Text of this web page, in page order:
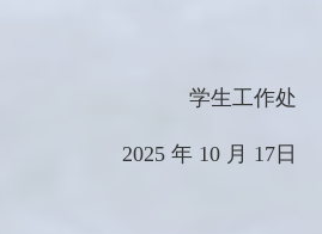
学生工作处
2025 年 10 月 17日